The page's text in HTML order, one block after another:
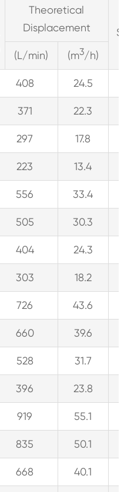
Theoretical
Displacement
(L/min) (m3/h)
408 24.5
371 22.3
297 17.8
223 13.4
556 33.4
505 30.3
404 24.3
303 18.2
726 43.6
660 39.6
528 31.7
396 23.8
919 55.1
835 50.1
668 40.1